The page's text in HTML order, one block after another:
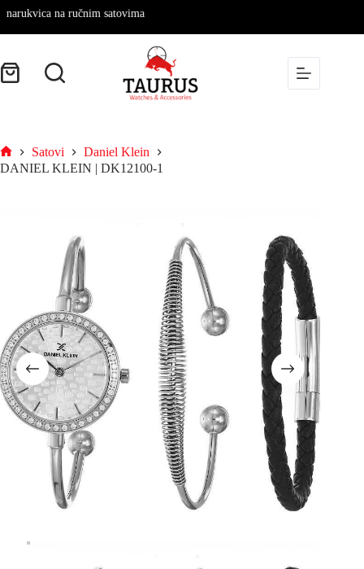
na ručnim satovima
Satovi
Daniel Klein
DANIEL KLEIN | DK12100-1